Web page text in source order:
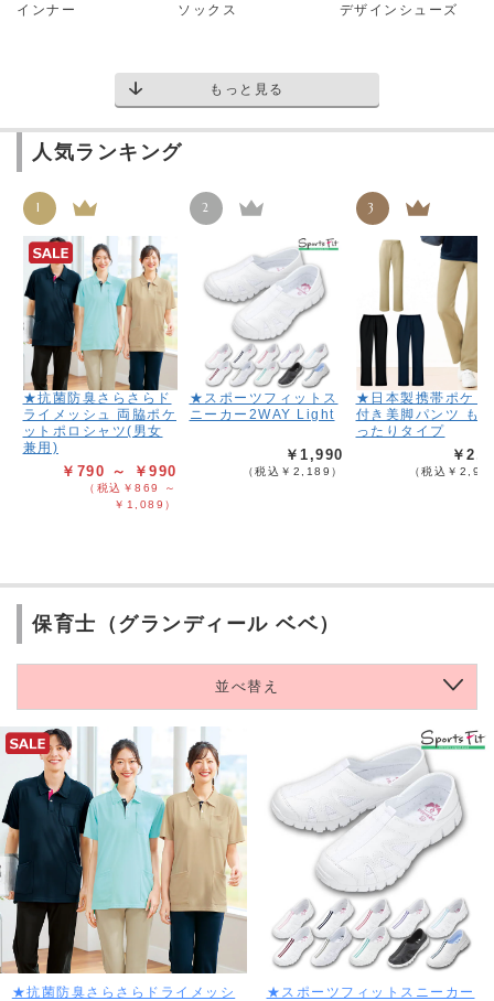
インナー ソックス デザインシューズ
もっと見る
人気ランキング
1
★抗菌防臭さらさらド
ライメッシュ 両脇ポケ
ットポロシャツ(男女
兼用)
￥790 ～ ￥990
（税込￥869 ～
￥1,089）
2
★スポーツフィットス
ニーカー2WAY Light
￥1,990
（税込￥2,189）
3
★日本製携帯ポケッ
付き美脚パンツ も
ったりタイプ
￥
（税込￥
保育士（グランディール ベベ）
並べ替え
★抗菌防臭さらさらドライメッシ
★スポーツフィットスニーカー